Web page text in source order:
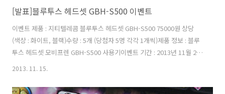
[발표]블루투스 헤드셋 GBH-S500 이벤트
이벤트 제품 : 지티텔레콤 블루투스 헤드셋 GBH-S500 75000원 상당
(색상 : 화이트, 블랙)수량 : 5개 (당첨자 5명 각각 1개씩)제품 정보 : 블루
투스 헤드셋 모비프렌 GBH-S500 사용기이벤트 기간 : 2013년 11월 23
일 24시까지당참자 발표 : 2013년 11월 25일 이후 메일로 개별 연락제품
받은 뒤 한달 안에 후기를 꼭 올려주셔야 합니다. 2. 후기는 현 페이지에
2013. 11. 15.